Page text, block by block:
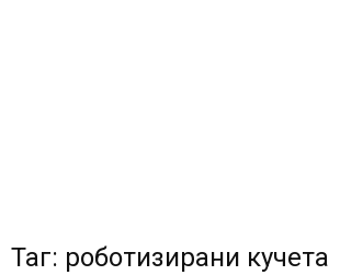
Таг: роботизирани кучета